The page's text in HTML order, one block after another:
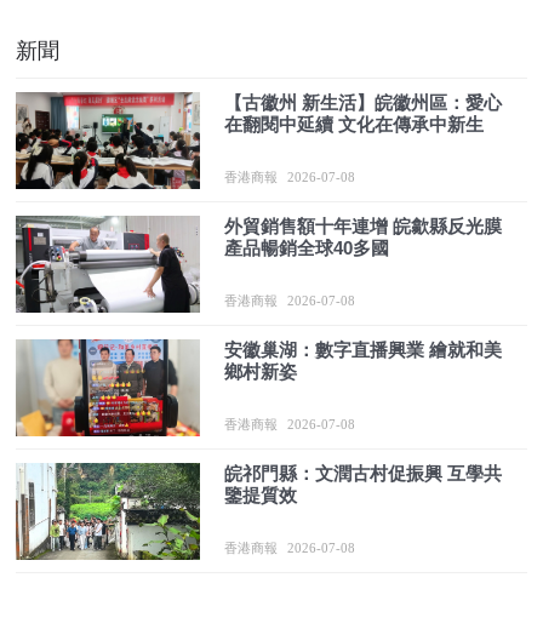
新聞
【古徽州 新生活】皖徽州區：愛心
在翻閱中延續 文化在傳承中新生
香港商報 2026-07-08
外貿銷售額十年連增 皖歙縣反光膜
產品暢銷全球40多國
香港商報 2026-07-08
安徽巢湖：數字直播興業 繪就和美
鄉村新姿
香港商報 2026-07-08
皖祁門縣：文潤古村促振興 互學共
鑒提質效
香港商報 2026-07-08